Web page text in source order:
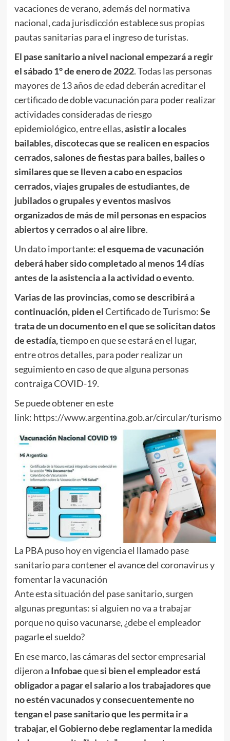
vacaciones de verano, además del normativa
nacional, cada jurisdicción establece sus propias
pautas sanitarias para el ingreso de turistas.
El pase sanitario a nivel nacional empezará a regir
el sábado 1° de enero de 2022. Todas las personas
mayores de 13 años de edad deberán acreditar el
certificado de doble vacunación para poder realizar
actividades consideradas de riesgo
epidemiológico, entre ellas,asistir a locales
bailables, discotecas que se realicen en espacios
cerrados, salones de fiestas para bailes, bailes o
similares que se lleven a cabo en espacios
cerrados, viajes grupales de estudiantes, de
jubilados o grupales y eventos masivos
organizados de más de mil personas en espacios
abiertos y cerrados o al aire libre.
Un dato importante:el esquema de vacunación
deberá haber sido completado al menos 14 días
antes de la asistencia a la actividad o evento.
Varias de las provincias, como se describirá a
continuación, piden elCertificado de Turismo:Se
trata de un documento en el que se solicitan datos
de estadía,tiempo en que se estará en el lugar,
entre otros detalles, para poder realizar un
seguimiento en caso de que alguna personas
contraiga COVID-19.
Se puede obtener en este
link: https://www.argentina.gob.ar/circular/turismo
La PBA puso hoy en vigencia el llamado pase
sanitario para contener el avance del coronavirus y
fomentar la vacunación
Ante esta situación del pase sanitario, surgen
algunas preguntas: si alguien no va a trabajar
porque no quiso vacunarse, ¿debe el empleador
pagarle el sueldo?
En ese marco, las cámaras del sector empresarial
dijeron a Infobaequesi bien el empleador está
obligador a pagar el salario a los trabajadores que
no estén vacunados y consecuentemente no
tengan el pase sanitario que les permita ir a
trabajar, el Gobierno debe reglamentar la medida